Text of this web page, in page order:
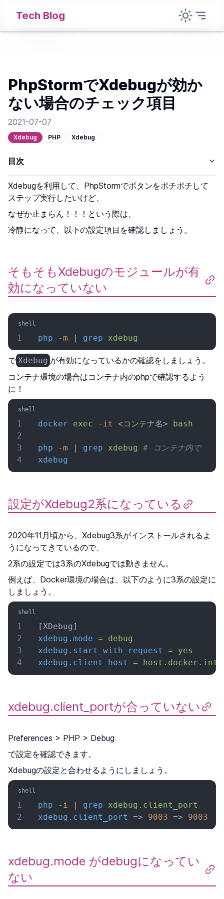
Tech Blog
PhpStormでXdebugが効か
ない場合のチェック項目
2021-07-07
Xdebug PHP Xdebug
目次
Xdebugを利用して、PhpStormでボタンをポチポチして
ステップ実行したいけど、
なぜか止まらん！！！という際は、
冷静になって、以下の設定項目を確認しましょう。
そもそもXdebugのモジュールが有
効になっていない
php -m grep xdebug
で Xdebug が有効になっているかの確認をしましょう。
コンテナ環境の場合はコンテナ内のphpで確認するよう
に！
docker exec -it <コンテナ名> bash
php -m grep xdebug
# コンテナ内で
xdebug
設定がXdebug2系になっている
2020年11月頃から、Xdebug3系がインストールされるよ
うになってきているので、
2系の設定では3系のXdebugでは動きません。
例えば、Docker環境の場合は、以下のように3系の設定に
しましょう。
[XDebug]
xdebug.mode = debug
xdebug.start_with_request
= yes
xdebug.client_host
=
xdebug.client_portが合っていない
Preferences > PHP > Debug
で設定を確認できます。
Xdebugの設定と合わせるようにしましょう。
php -i grep xdebug.client_port
xdebug.client_port
=> 9003 => 9003
xdebug.mode がdebugになってい
ない